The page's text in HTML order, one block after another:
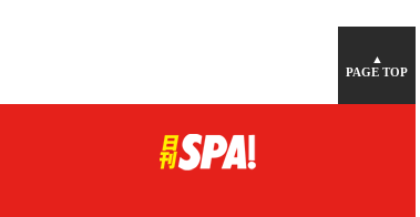
▲
PAGE TOP